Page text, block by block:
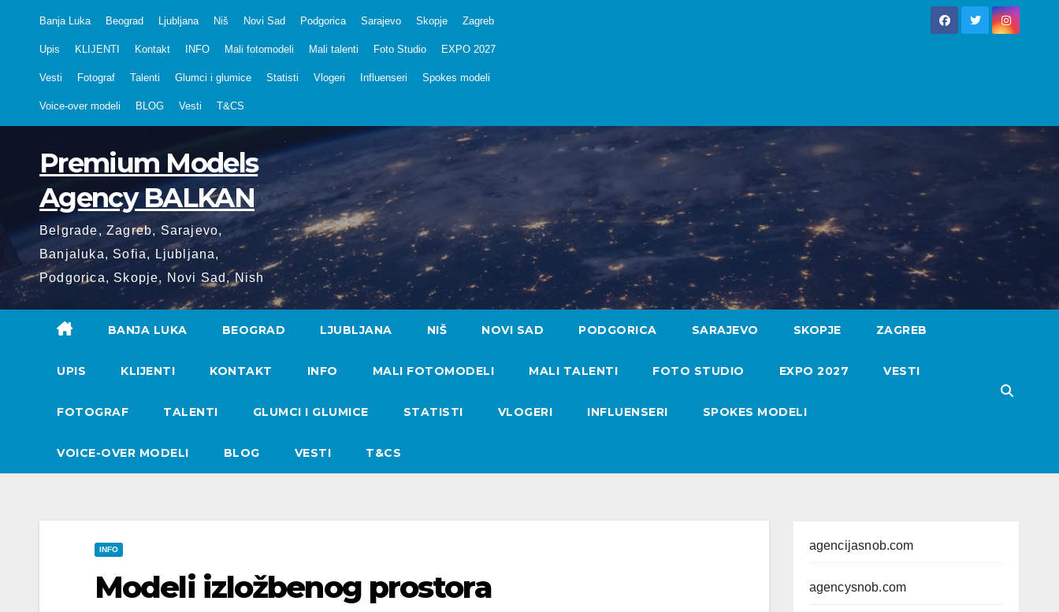
Banja Luka Beograd Ljubljana Niš Novi Sad Podgorica Sarajevo Skopje Zagreb
Upis KLIJENTI Kontakt INFO Mali fotomodeli Mali talenti Foto Studio EXPO 2027
Vesti Fotograf Talenti Glumci i glumice Statisti Vlogeri Influenseri Spokes modeli
Voice-over modeli BLOG Vesti T&CS
Premium Models
Agency BALKAN
Belgrade, Zagreb, Sarajevo,
Banjaluka, Sofia, Ljubljana,
Podgorica, Skopje, Novi Sad, Nish
BANJA LUKA BEOGRAD LJUBLJANA NIŠ NOVI SAD PODGORICA SARAJEVO SKOPJE ZAGREB
UPIS KLIJENTI KONTAKT INFO MALI FOTOMODELI MALI TALENTI FOTO STUDIO EXPO 2027 VESTI
FOTOGRAF TALENTI GLUMCI I GLUMICE STATISTI VLOGERI INFLUENSERI SPOKES MODELI
VOICE-OVER MODELI BLOG VESTI T&CS
INFO
Modeli izložbenog prostora
agencijasnob.com
agencysnob.com